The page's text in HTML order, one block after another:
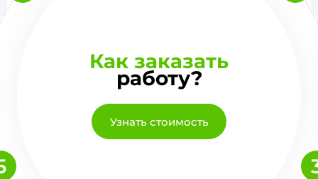
Как заказать
работу?
Узнать стоимость